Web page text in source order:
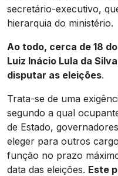
secretário-executivo,
hierarquia do ministério.
Ao todo, cerca de 18
Luiz Inácio Lula da
disputar as eleições.
Trata-se de uma
segundo a qual
de Estado,
eleger para outros
função no prazo
data das eleições. Este